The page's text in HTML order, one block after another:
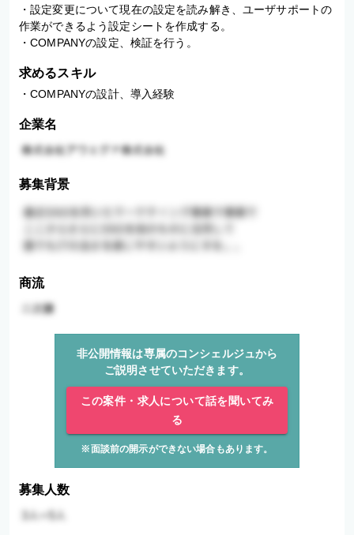
・設定変更について現在の設定を読み解き、ユーザサポートの
作業ができるよう設定シートを作成する。
・COMPANYの設定、検証を行う。
求めるスキル
・COMPANYの設計、導入経験
企業名
募集背景
商流
非公開情報は専属のコンシェルジュから
ご説明させていただきます。
この案件・求人について話を聞いてみ
る
※面談前の開示ができない場合もあります。
募集人数